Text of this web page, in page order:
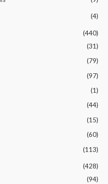
(4)
(440)
(31)
(79)
(97)
(1)
(44)
(15)
(60)
(113)
(428)
(94)